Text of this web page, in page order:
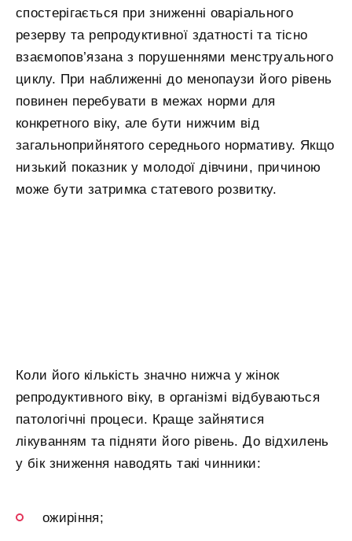
спостерігається при зниженні оваріального
резерву та репродуктивної здатності та тісно
взаємопов’язана з порушеннями менструального
циклу. При наближенні до менопаузи його рівень
повинен перебувати в межах норми для
конкретного віку, але бути нижчим від
загальноприйнятого середнього нормативу. Якщо
низький показник у молодої дівчини, причиною
може бути затримка статевого розвитку.
Коли його кількість значно нижча у жінок
репродуктивного віку, в організмі відбуваються
патологічні процеси. Краще зайнятися
лікуванням та підняти його рівень. До відхилень
у бік зниження наводять такі чинники:
ожиріння;